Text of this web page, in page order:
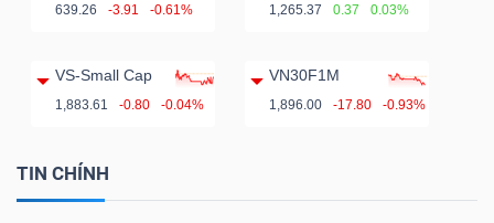
639.26 -3.91 -0.61% 1,265.37 0.37 0.03%
VS-Small Cap
1,883.61 -0.80 -0.04%
VN30F1M
1,896.00 -17.80 -0.93%
TIN CHÍNH